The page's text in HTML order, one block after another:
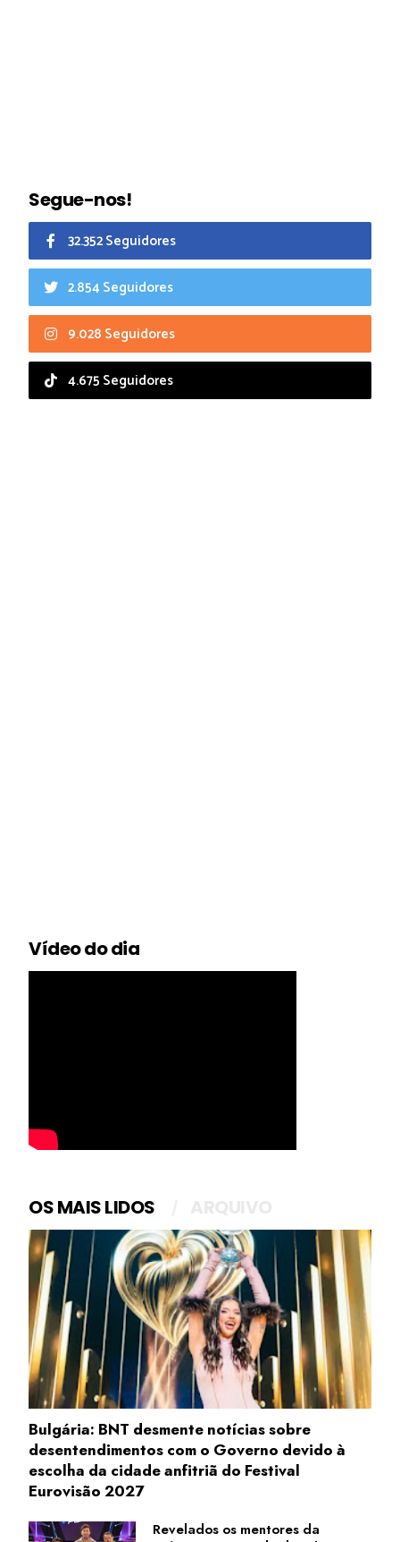
Segue-nos!
32.352 Seguidores
2.854 Seguidores
9.028 Seguidores
4.675 Seguidores
Vídeo do dia
OS MAIS LIDOS
Bulgária: BNT desmente notícias sobre
desentendimentos com o Governo devido à
escolha da cidade anfitriã do Festival
Eurovisão 2027
Revelados os mentores da